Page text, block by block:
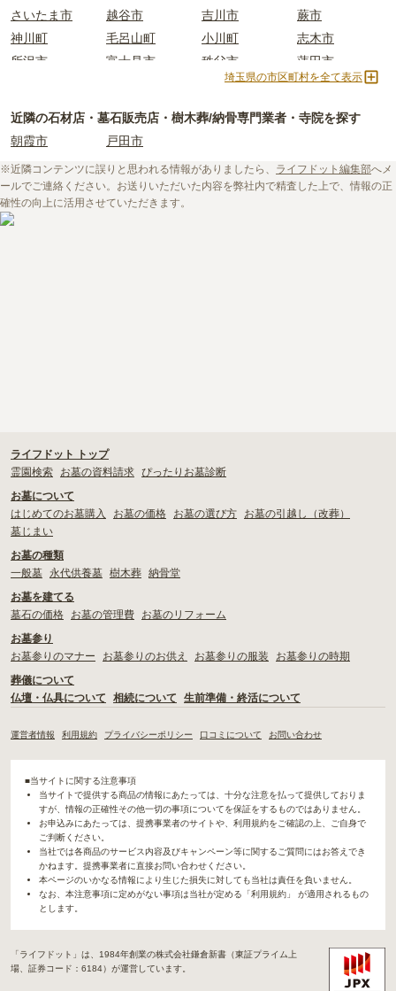
ている「納骨堂販売業者」「寺院」を選びましょう。
もしどのような供養方法やお墓タイプが自分に合っているか迷った
また、ライフドットにご相談いただければ、お客様のご希望に合っ
長年にわたってご先祖様を供養する場所となるため、立地や費用な
すめします。
しかし、寺院に関する情報は公開されていないことも多く、実際に
ご自身で現地に行って確かめるしかない場合もあります。
を情報発信しています。
初めての寺院墓地選びに不安がある方はぜひ下記の記事をご一読く
ださい。
・寺院墓地の使用料相場は約77万円。檀家料などの費用も必要
・
さいたま市
越谷市 吉川市
蕨市
神川町
毛呂山町 小川町
志木市
所沢市
富士見市 秩父市
蓮田市
ときがわ町
八潮市
日高市
朝霞市 上尾市
越生町
川口市
戸田市
鳩山町
埼玉県の市区町村を全て表示
近隣の石材店・墓石販売店・樹木葬/納骨専門業者・寺院を探す
朝霞市
戸田市
※近隣コンテンツに誤りと思われる情報がありましたら、 ライフドット編集部へメ
ールでご連絡ください。お送りいただいた内容を弊社内で精査した上で、情報の正
確性の向上に活用させていただきます。
ライフドット トップ
霊園検索
お墓の資料請求 ぴったりお墓診断
お墓について
はじめてのお墓購入
お墓の価格 お墓の選び方
お墓の引越し（改葬）
墓じまい
お墓の種類
一般墓
永代供養墓 樹木葬 納骨堂
お墓を建てる
墓石の価格
お墓の管理費
お墓のリフォーム
お墓参り
お墓参りのマナー
お墓参りのお供え お墓参りの服装
お墓参りの時期
葬儀について
仏壇・仏具について
相続について 生前準備・終活について
運営者情報 利用規約 プライバシーポリシー 口コミについて お問い合わせ
■当サイトに関する注意事項
当サイトで提供する商品の情報にあたっては、十分な注意を払って提供しておりま
すが、情報の正確性その他一切の事項についてを保証をするものではありません。
お申込みにあたっては、提携事業者のサイトや、利用規約をご確認の上、ご自身で
ご判断ください。
当社では各商品のサービス内容及びキャンペーン等に関するご質問にはお答えでき
かねます。提携事業者に直接お問い合わせください。
本ページのいかなる情報により生じた損失に対しても当社は責任を負いません。
なお、本注意事項に定めがない事項は当社が定める「利用規約」 が適用されるもの
とします。
「ライフドット」は、1984年創業の株式会社鎌倉新書（東証プライム上
場、証券コード：6184）が運営しています。